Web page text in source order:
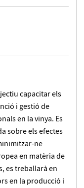
capacitar els
i gestió de
en la vinya. Es
sobre els efectes
ne
en matèria de
es treballarà en
en la producció i